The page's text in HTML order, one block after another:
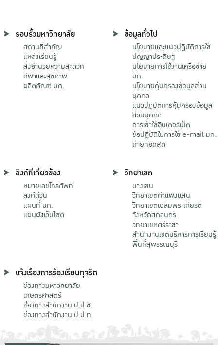
รอบรั้วมหาวิทยาลัย
สถานที่สำคัญ
แหล่งเรียนรู้
สิ่งอำนวยความสะดวก
กีฬาและสุขภาพ
ผลิตภัณฑ์ มก.
ข้อมูลทั่วไป
นโยบายและแนวปฏิบัติการใช้
ปัญญาประดิษฐ์
นโยบายการใช้งานเครือข่าย
มก.
นโยบายคุ้มครองข้อมูลส่วน
บุคคล
แนวปฏิบัติการคุ้มครองข้อมูล
ส่วนบุคคล
การเข้าใช้อินเตอร์เน็ต
ข้อปฏิบัติในการใช้ e-mail มก.
ถ่ายทอดสด
ลิงก์ที่เกี่ยวข้อง
หมายเลขโทรศัพท์
ลิงก์ด่วน
แผนที่ มก.
แผนผังเว็บไซต์
วิทยาเขต
บางเขน
วิทยาเขตกําแพงแสน
วิทยาเขตเฉลิมพระเกียรติ
จังหวัดสกลนคร
วิทยาเขตศรีราชา
สำนักงานเขตบริหารการเรียนรู้
พื้นที่สุพรรณบุรี
แจ้งเรื่องการร้องเรียนทุจริต
ช่องทางมหาวิทยาลัย
เกษตรศาสตร์
ช่องทางสำนักงาน ป.ป.ช.
ช่องทางสำนักงาน ป.ป.ท.